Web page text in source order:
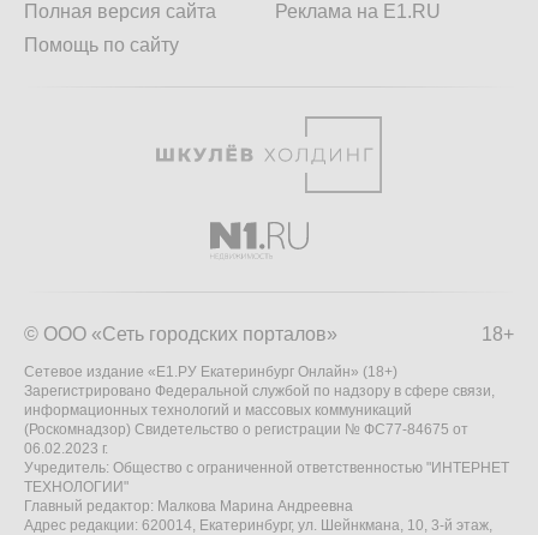
Полная версия сайта
Помощь по сайту
Реклама на E1.RU
18+
© ООО «Сеть городских порталов»
Сетевое издание «Е1.РУ Екатеринбург Онлайн» (18+)
Зарегистрировано Федеральной службой по надзору в сфере связи,
информационных технологий и массовых коммуникаций
(Роскомнадзор) Свидетельство о регистрации № ФС77-84675 от
06.02.2023 г.
Учредитель: Общество с ограниченной ответственностью "ИНТЕРНЕТ
ТЕХНОЛОГИИ"
Главный редактор: Малкова Марина Андреевна
Адрес редакции: 620014, Екатеринбург, ул. Шейнкмана, 10, 3-й этаж,